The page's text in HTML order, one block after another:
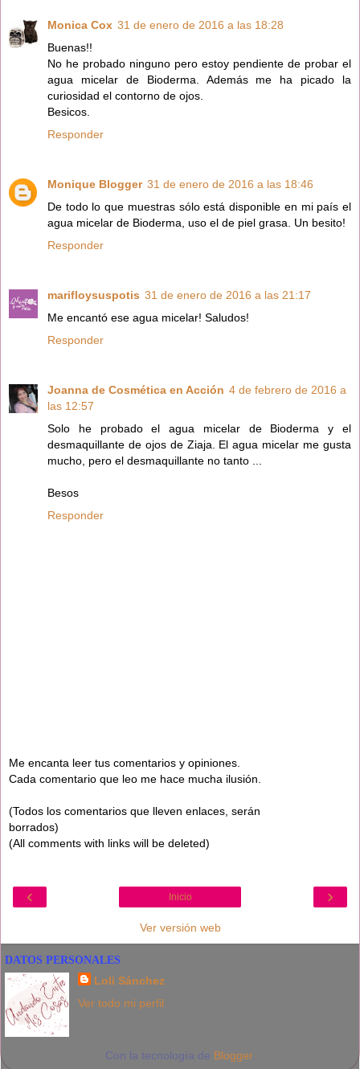
Monica Cox 31 de enero de 2016 a las 18:28
Buenas!!
No he probado ninguno pero estoy pendiente de probar el
agua micelar de Bioderma. Además me ha picado la
curiosidad el contorno de ojos.
Besicos.
Responder
Monique Blogger 31 de enero de 2016 a las 18:46
De todo lo que muestras sólo está disponible en mi país el
agua micelar de Bioderma, uso el de piel grasa. Un besito!
Responder
marifloysuspotis 31 de enero de 2016 a las 21:17
Me encantó ese agua micelar! Saludos!
Responder
Joanna de Cosmética en Acción 4 de febrero de 2016 a
las 12:57
Solo he probado el agua micelar de Bioderma y el
desmaquillante de ojos de Ziaja. El agua micelar me gusta
mucho, pero el desmaquillante no tanto ...
Besos
Responder
Me encanta leer tus comentarios y opiniones.
Cada comentario que leo me hace mucha ilusión.
(Todos los comentarios que lleven enlaces, serán
borrados)
(All comments with links will be deleted)
‹ ›
Inicio
Ver versión web
DATOS PERSONALES
Loli Sánchez
Ver todo mi perfil
Con la tecnología de Blogger.